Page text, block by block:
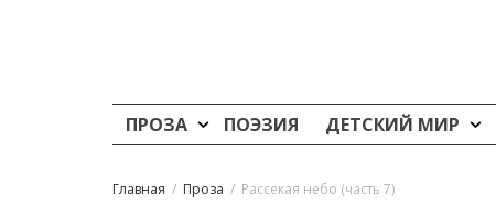
ПРОЗА ПОЭЗИЯ ДЕТСКИЙ МИР
Главная Проза Рассекая небо (часть 7)